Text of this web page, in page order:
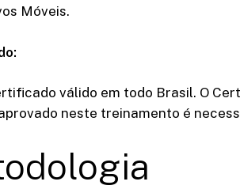
Móveis.
válido em todo Brasil. O
neste treinamento é